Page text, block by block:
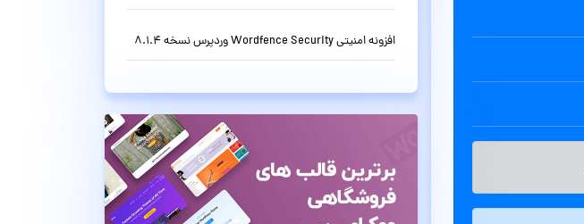
افزونه امنیتی Wordfence Security وردپرس نسخه 8.1.4